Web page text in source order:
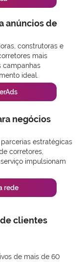
anúncios de
construtoras e
mais
campanhas
ideal.
negócios
estratégicas
corretores,
impulsionam
rede
clientes
de mais de 60